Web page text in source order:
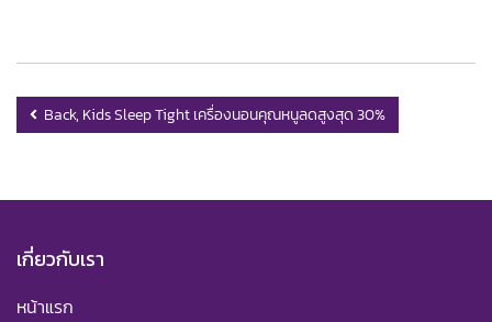
Back, Kids Sleep Tight เครื่องนอนคุณหนูลดสูงสุด 30%
เกี่ยวกับเรา
หน้าแรก